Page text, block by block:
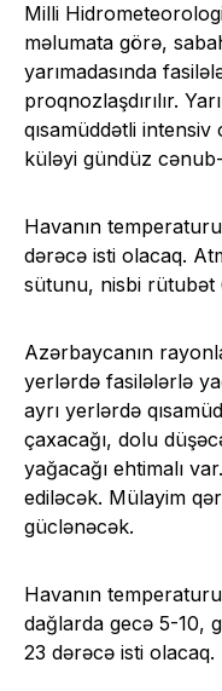
Milli
məlumata görə,
yarımadasında
proqnozlaşdırılır.
qısamüddətli intensiv
küləyi gündüz
Havanın
dərəcə isti olacaq.
sütunu, nisbi rütubət
Azərbaycanın
yerlərdə fasilələrlə
ayrı yerlərdə
çaxacağı, dolu
yağacağı ehtimalı
ediləcək. Mülayim
güclənəcək.
Havanın
dağlarda gecə 5-10,
23 dərəcə isti olacaq.